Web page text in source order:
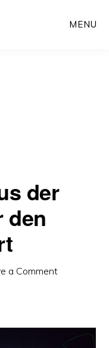
MENU
der
den
a Comment